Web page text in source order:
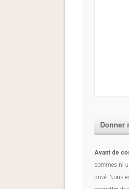
Avant de
sommes ni
privé. Nous